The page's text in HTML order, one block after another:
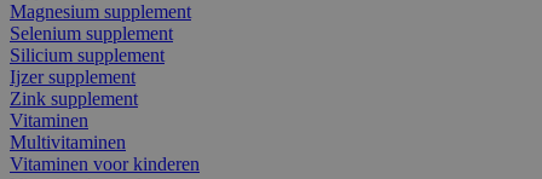
Magnesium supplement
Selenium supplement
Silicium supplement
Ijzer supplement
Zink supplement
Vitaminen
Multivitaminen
Vitaminen voor kinderen